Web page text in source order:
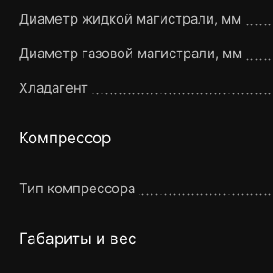
Диаметр жидкой магистрали, мм
Диаметр газовой магистрали, мм
Хладагент
Компрессор
Тип компрессора
Габариты и вес